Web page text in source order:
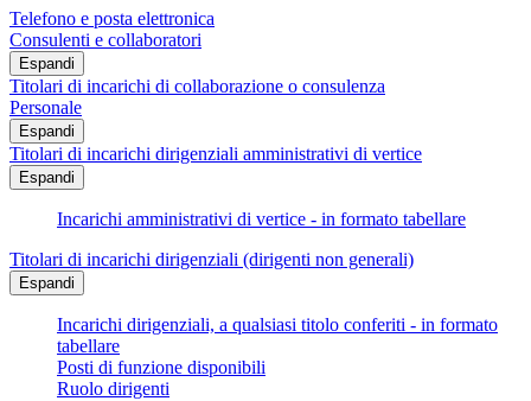
Telefono e posta elettronica
Consulenti e collaboratori
Espandi
Titolari di incarichi di collaborazione o consulenza
Personale
Espandi
Titolari di incarichi dirigenziali amministrativi di vertice
Espandi
Incarichi amministrativi di vertice - in formato tabellare
Titolari di incarichi dirigenziali (dirigenti non generali)
Espandi
Incarichi dirigenziali, a qualsiasi titolo conferiti - in formato
tabellare
Posti di funzione disponibili
Ruolo dirigenti